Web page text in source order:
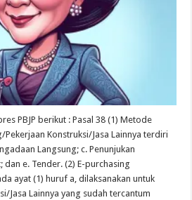
PBJP berikut : Pasal 38 (1) Metode
Konstruksi/Jasa Lainnya terdiri
Langsung; c. Penunjukan
dan e. Tender. (2) E-purchasing
ayat (1) huruf a, dilaksanakan untuk
Jasa Lainnya yang sudah tercantum